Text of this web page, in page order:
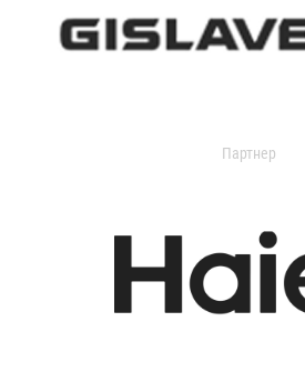
Партнер